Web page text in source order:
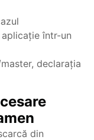
într-un
declaraţia
din